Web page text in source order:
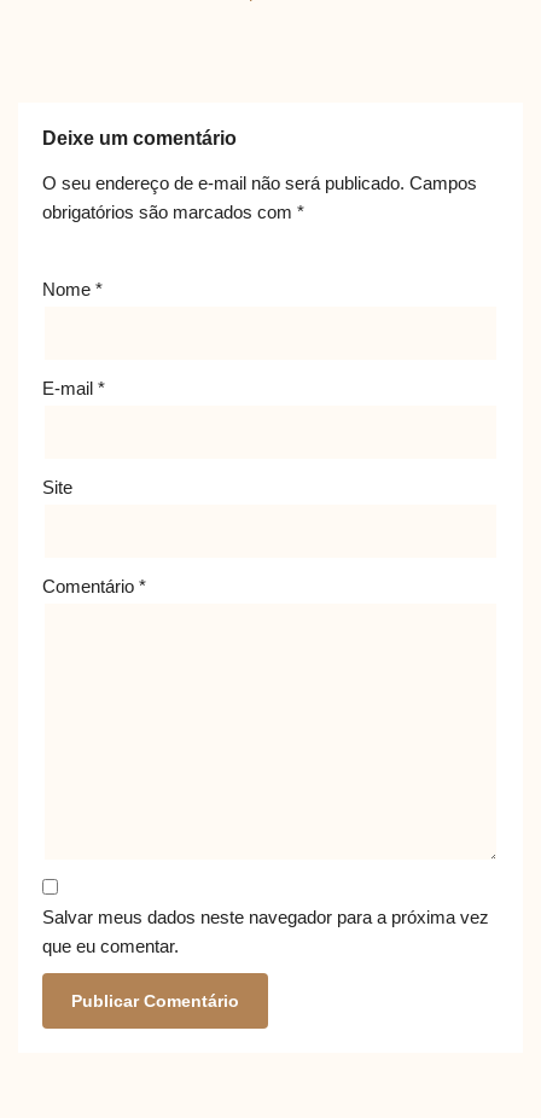
Deixe um comentário
O seu endereço de e-mail não será publicado. Campos
obrigatórios são marcados com *
Nome *
E-mail *
Site
Comentário *
Salvar meus dados neste navegador para a próxima vez
que eu comentar.